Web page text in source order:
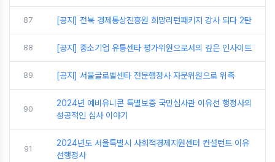
87 [공지] 전북 경제통상진흥원 희망리턴패키지 강사 되다 2탄
88 [공지] 중소기업 유통센타 평가위원으로서의 깊은 인사이트
89 [공지] 서울글로벌센타 전문행정사 자문위원으로 위촉
90
2024년 예비유니콘 특별보증 국민심사관 이유선 행정사의
성공적인 심사 이야기
91
2024년도 서울특별시 사회적경제지원센터 컨설턴트 이유
선행정사